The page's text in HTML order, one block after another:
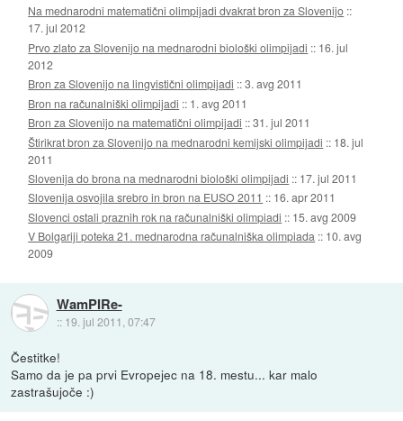
Na mednarodni matematični olimpijadi dvakrat bron za Slovenijo ::
17. jul 2012
Prvo zlato za Slovenijo na mednarodni biološki olimpijadi :: 16. jul
2012
Bron za Slovenijo na lingvistični olimpijadi ::3. avg 2011
Bron na računalniški olimpijadi :: 1. avg 2011
Bron za Slovenijo na matematični olimpijadi ::31. jul 2011
Štirikrat bron za Slovenijo na mednarodni kemijski olimpijadi :: 18. jul
2011
Slovenija do brona na mednarodni biološki olimpijadi :: 17. jul 2011
Slovenija osvojila srebro in bron na EUSO 2011 :: 16. apr 2011
Slovenci ostali praznih rok na računalniški olimpiadi :: 15. avg 2009
V Bolgariji poteka 21. mednarodna računalniška olimpiada :: 10. avg
2009
WamPIRe-
:: 19. jul 2011, 07:47
Čestitke!
Samo da je pa prvi Evropejec na 18. mestu... kar malo
zastrašujoče :)